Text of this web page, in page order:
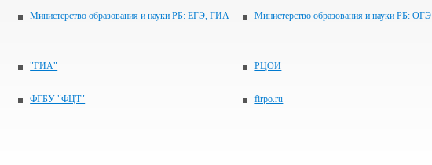
Министерство образования и науки РБ: ЕГЭ, ГИА Министерство образования и науки РБ: ОГЭ
"ГИА" РЦОИ
ФГБУ "ФЦТ" firpo.ru